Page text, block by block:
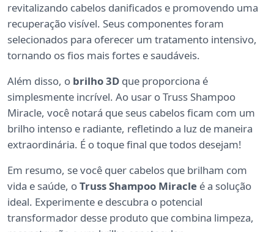
revitalizando cabelos danificados e promovendo uma
recuperação visível. Seus componentes foram
selecionados para oferecer um tratamento intensivo,
tornando os fios mais fortes e saudáveis.
Além disso, o brilho 3D que proporciona é
simplesmente incrível. Ao usar o Truss Shampoo
Miracle, você notará que seus cabelos ficam com um
brilho intenso e radiante, refletindo a luz de maneira
extraordinária. É o toque final que todos desejam!
Em resumo, se você quer cabelos que brilham com
vida e saúde, oTruss Shampoo Miracle é a solução
ideal. Experimente e descubra o potencial
transformador desse produto que combina limpeza,